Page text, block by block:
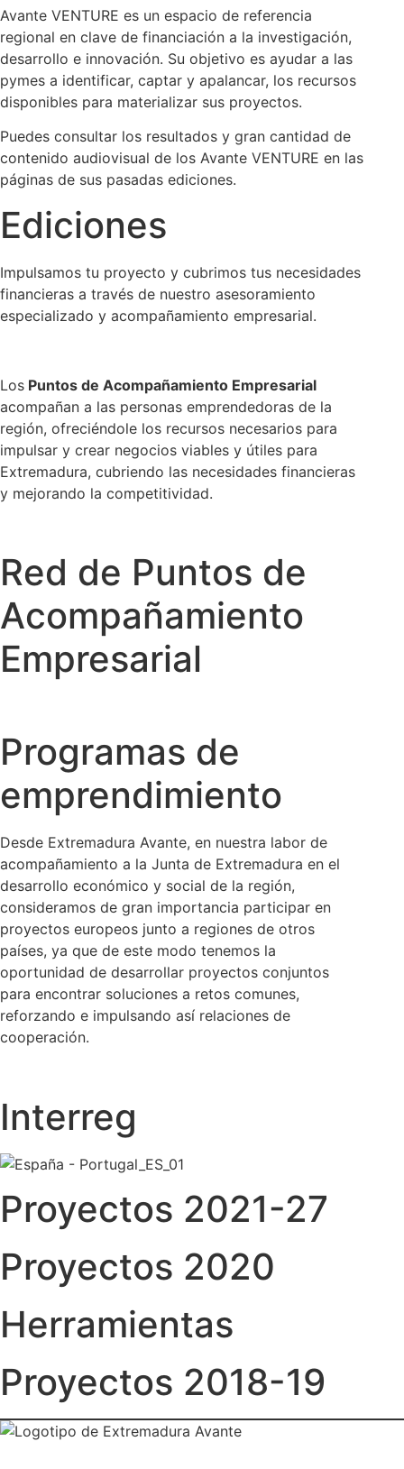
Avante VENTURE es un espacio de referencia
regional en clave de financiación a la investigación,
desarrollo e innovación. Su objetivo es ayudar a las
pymes a identificar, captar y apalancar, los recursos
disponibles para materializar sus proyectos.
Puedes consultar los resultados y gran cantidad de
contenido audiovisual de los Avante VENTURE en las
páginas de sus pasadas ediciones.
Ediciones
Impulsamos tu proyecto y cubrimos tus necesidades
financieras a través de nuestro asesoramiento
especializado y acompañamiento empresarial.
Los Puntos de Acompañamiento Empresarial
acompañan a las personas emprendedoras de la
región, ofreciéndole los recursos necesarios para
impulsar y crear negocios viables y útiles para
Extremadura, cubriendo las necesidades financieras
y mejorando la competitividad.
Red de Puntos de
Acompañamiento
Empresarial
Programas de
emprendimiento
Desde Extremadura Avante, en nuestra labor de
acompañamiento a la Junta de Extremadura en el
desarrollo económico y social de la región,
consideramos de gran importancia participar en
proyectos europeos junto a regiones de otros
países, ya que de este modo tenemos la
oportunidad de desarrollar proyectos conjuntos
para encontrar soluciones a retos comunes,
reforzando e impulsando así relaciones de
cooperación.
Interreg
Proyectos 2021-27
Proyectos 2020
Herramientas
Proyectos 2018-19